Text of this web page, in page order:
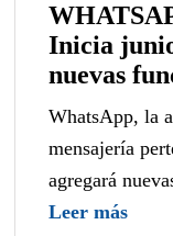
Inicia
nuevas
WhatsApp, la
mensajería
agregará
Leer más